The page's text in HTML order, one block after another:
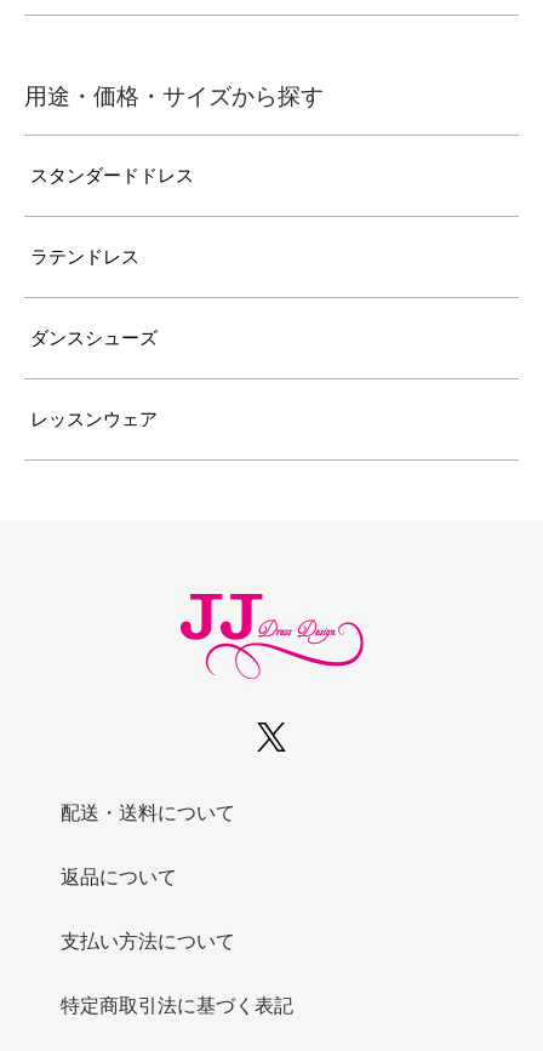
用途・価格・サイズから探す
スタンダードドレス
ラテンドレス
ダンスシューズ
レッスンウェア
配送・送料について
返品について
支払い方法について
特定商取引法に基づく表記